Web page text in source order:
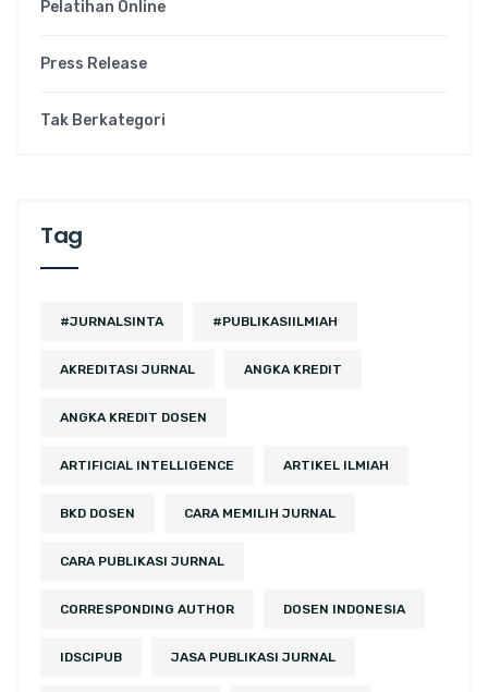
Pelatihan Online
Press Release
Tak Berkategori
Tag
#JURNALSINTA #PUBLIKASIILMIAH
AKREDITASI JURNAL ANGKA KREDIT
ANGKA KREDIT DOSEN
ARTIFICIAL INTELLIGENCE ARTIKEL ILMIAH
BKD DOSEN CARA MEMILIH JURNAL
CARA PUBLIKASI JURNAL
CORRESPONDING AUTHOR DOSEN INDONESIA
IDSCIPUB JASA PUBLIKASI JURNAL